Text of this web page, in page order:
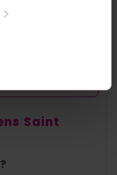
chaîne
Saint